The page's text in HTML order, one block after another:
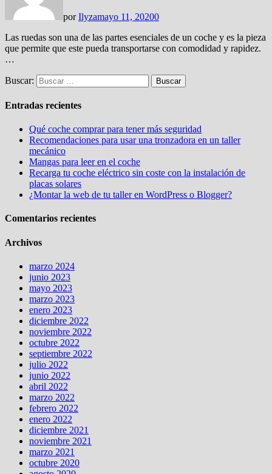
porIlyzamayo 11, 20200
Las ruedas son una de las partes esenciales de un coche y es la pieza
que permite que este pueda transportarse con comodidad y rapidez.
…
Buscar:
Entradas recientes
Qué coche comprar para tener más seguridad
Recomendaciones para usar una tronzadora en un taller
mecánico
Mangas para leer en el coche
Recarga tu coche eléctrico sin coste con la instalación de
placas solares
¿Montar la web de tu taller en WordPress o Blogger?
Comentarios recientes
Archivos
marzo 2024
junio 2023
mayo 2023
marzo 2023
enero 2023
diciembre 2022
noviembre 2022
octubre 2022
septiembre 2022
julio 2022
junio 2022
abril 2022
marzo 2022
febrero 2022
enero 2022
diciembre 2021
noviembre 2021
marzo 2021
octubre 2020